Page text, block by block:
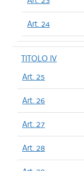
Art. 24
TITOLO IV
Art. 25
Art. 26
Art. 27
Art. 28